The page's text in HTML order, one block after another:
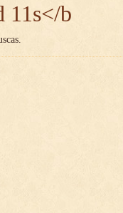
11s</b